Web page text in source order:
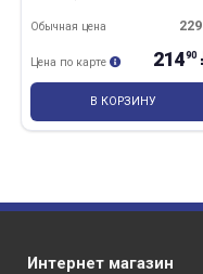
229
Обычная цена
21490
Цена по карте
В КОРЗИНУ
Интернет магазин